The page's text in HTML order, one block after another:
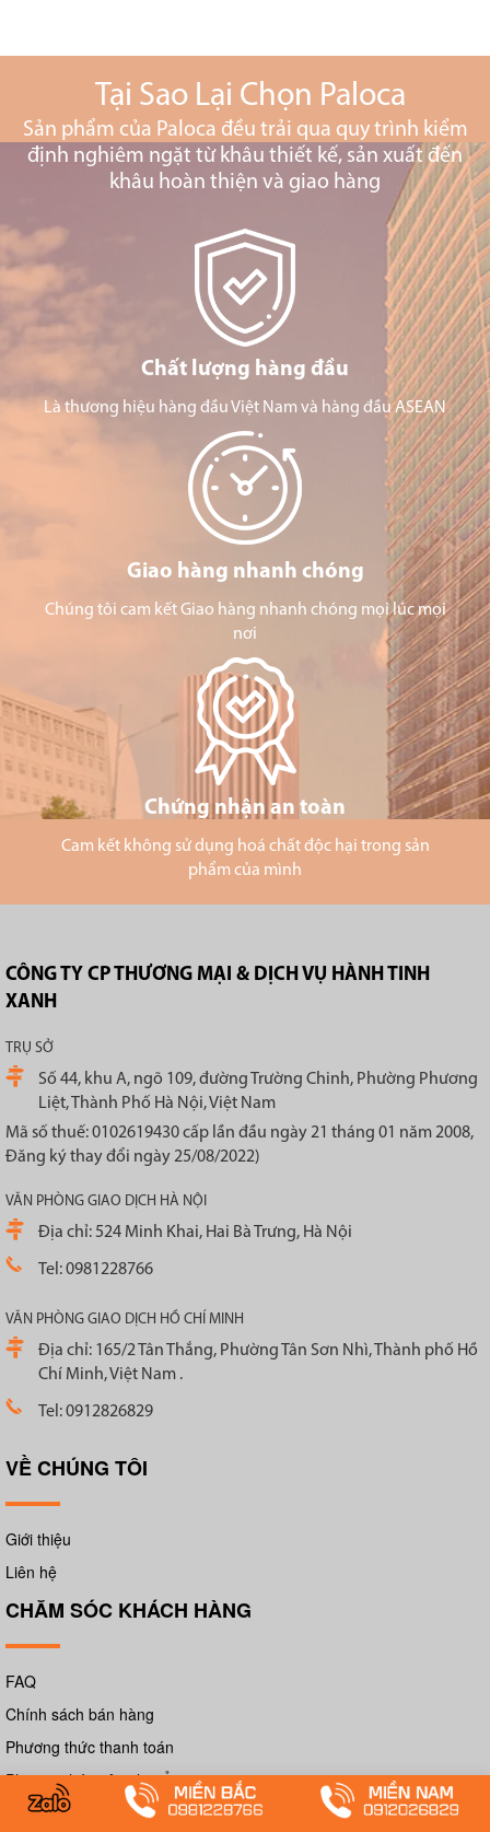
Tại Sao Lại Chọn Paloca
Sản phẩm của Paloca đều trải qua quy trình kiểm
định nghiêm ngặt từ khâu thiết kế, sản xuất đến
khâu hoàn thiện và giao hàng
Chất lượng hàng đầu
Là thương hiệu hàng đầu Việt Nam và hàng đầu ASEAN
Giao hàng nhanh chóng
Chúng tôi cam kết Giao hàng nhanh chóng mọi lúc mọi
nơi
Chứng nhận an toàn
Cam kết không sử dụng hoá chất độc hại trong sản
phẩm của mình
CÔNG TY CP THƯƠNG MẠI & DỊCH VỤ HÀNH TINH
XANH
TRỤ SỞ
Số 44, khu A, ngõ 109, đường Trường Chinh, Phường Phương
Liệt, Thành Phố Hà Nội, Việt Nam
Mã số thuế: 0102619430 cấp lần đầu ngày 21 tháng 01 năm 2008,
Đăng ký thay đổi ngày 25/08/2022)
VĂN PHÒNG GIAO DỊCH HÀ NỘI
Địa chỉ: 524 Minh Khai, Hai Bà Trưng, Hà Nội
Tel: 0981228766
VĂN PHÒNG GIAO DỊCH HỒ CHÍ MINH
Địa chỉ: 165/2 Tân Thắng, Phường Tân Sơn Nhì, Thành phố Hồ
Chí Minh, Việt Nam .
Tel: 0912826829
VỀ CHÚNG TÔI
Giới thiệu
Liên hệ
CHĂM SÓC KHÁCH HÀNG
FAQ
Chính sách bán hàng
Phương thức thanh toán
Phương thức vận chuyển
Chính sách đổi trả